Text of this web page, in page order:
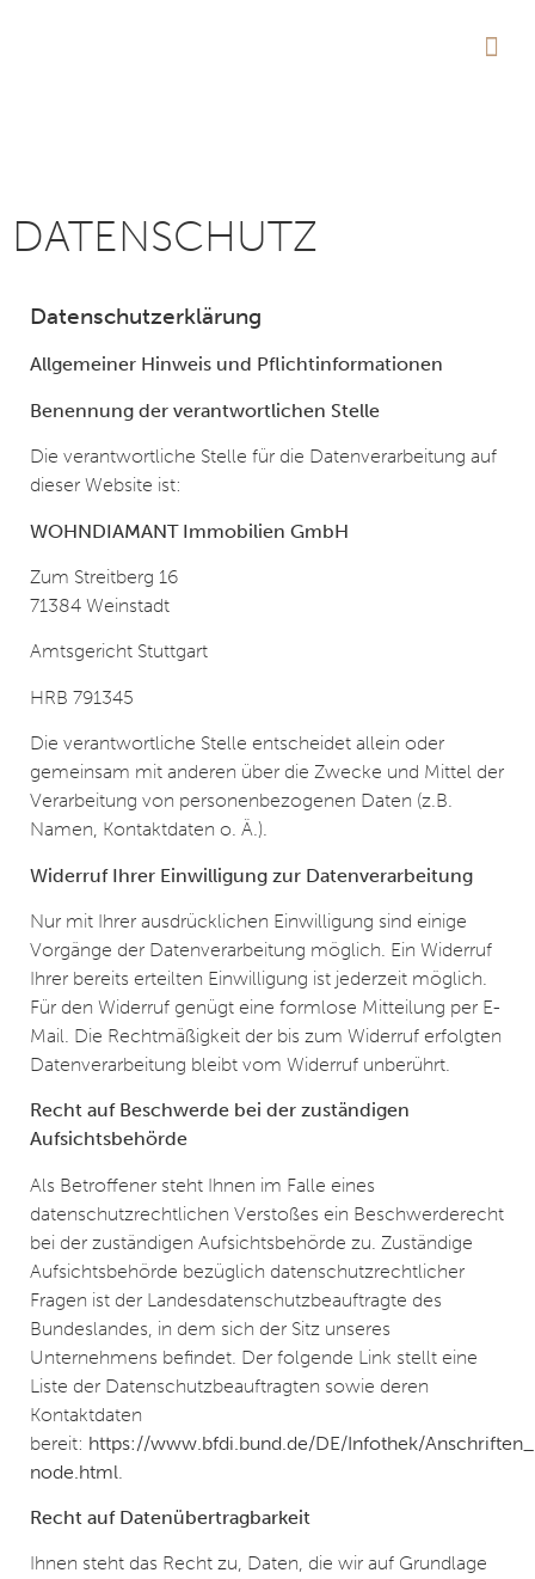
DATENSCHUTZ
Datenschutzerklärung
Allgemeiner Hinweis und Pflichtinformationen
Benennung der verantwortlichen Stelle
Die verantwortliche Stelle für die Datenverarbeitung auf
dieser Website ist:
WOHNDIAMANT Immobilien GmbH
Zum Streitberg 16
71384 Weinstadt
Amtsgericht Stuttgart
HRB 791345
Die verantwortliche Stelle entscheidet allein oder
gemeinsam mit anderen über die Zwecke und Mittel der
Verarbeitung von personenbezogenen Daten (z.B.
Namen, Kontaktdaten o. Ä.).
Widerruf Ihrer Einwilligung zur Datenverarbeitung
Nur mit Ihrer ausdrücklichen Einwilligung sind einige
Vorgänge der Datenverarbeitung möglich. Ein Widerruf
Ihrer bereits erteilten Einwilligung ist jederzeit möglich.
Für den Widerruf genügt eine formlose Mitteilung per E-
Mail. Die Rechtmäßigkeit der bis zum Widerruf erfolgten
Datenverarbeitung bleibt vom Widerruf unberührt.
Recht auf Beschwerde bei der zuständigen
Aufsichtsbehörde
Als Betroffener steht Ihnen im Falle eines
datenschutzrechtlichen Verstoßes ein Beschwerderecht
bei der zuständigen Aufsichtsbehörde zu. Zuständige
Aufsichtsbehörde bezüglich datenschutzrechtlicher
Fragen ist der Landesdatenschutzbeauftragte des
Bundeslandes, in dem sich der Sitz unseres
Unternehmens befindet. Der folgende Link stellt eine
Liste der Datenschutzbeauftragten sowie deren
Kontaktdaten
bereit: https://www.bfdi.bund.de/DE/Infothek/
node.html
Recht auf Datenübertragbarkeit
Ihnen steht das Recht zu, Daten, die wir auf Grundlage